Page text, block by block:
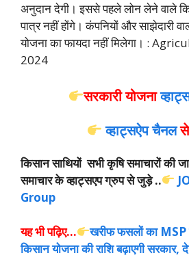
अनुदान देगी। इससे पहले लोन लेने वाले
पात्र नहीं होंगे। कंपनियों और साझेदारी
योजना का फायदानहीं मिलेगा। :
2024
सरकारी योजना
व्हाट्सऐप चैनल
किसान साथियों सभी कृषि समाचारों की
समाचार के व्हाट्सएप ग्रुप से जुड़े ..
Group
यह भी पढ़िए…
खरीफ फसलों का MSP
किसान योजना की राशि बढ़ाएगी